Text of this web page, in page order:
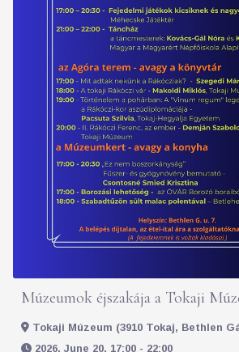
Múzeumok éjszakája a Tokaji
Tokaji Múzeum (3910 Tokaj, Bethlen
2026. June 20. 17:00 - 22:00